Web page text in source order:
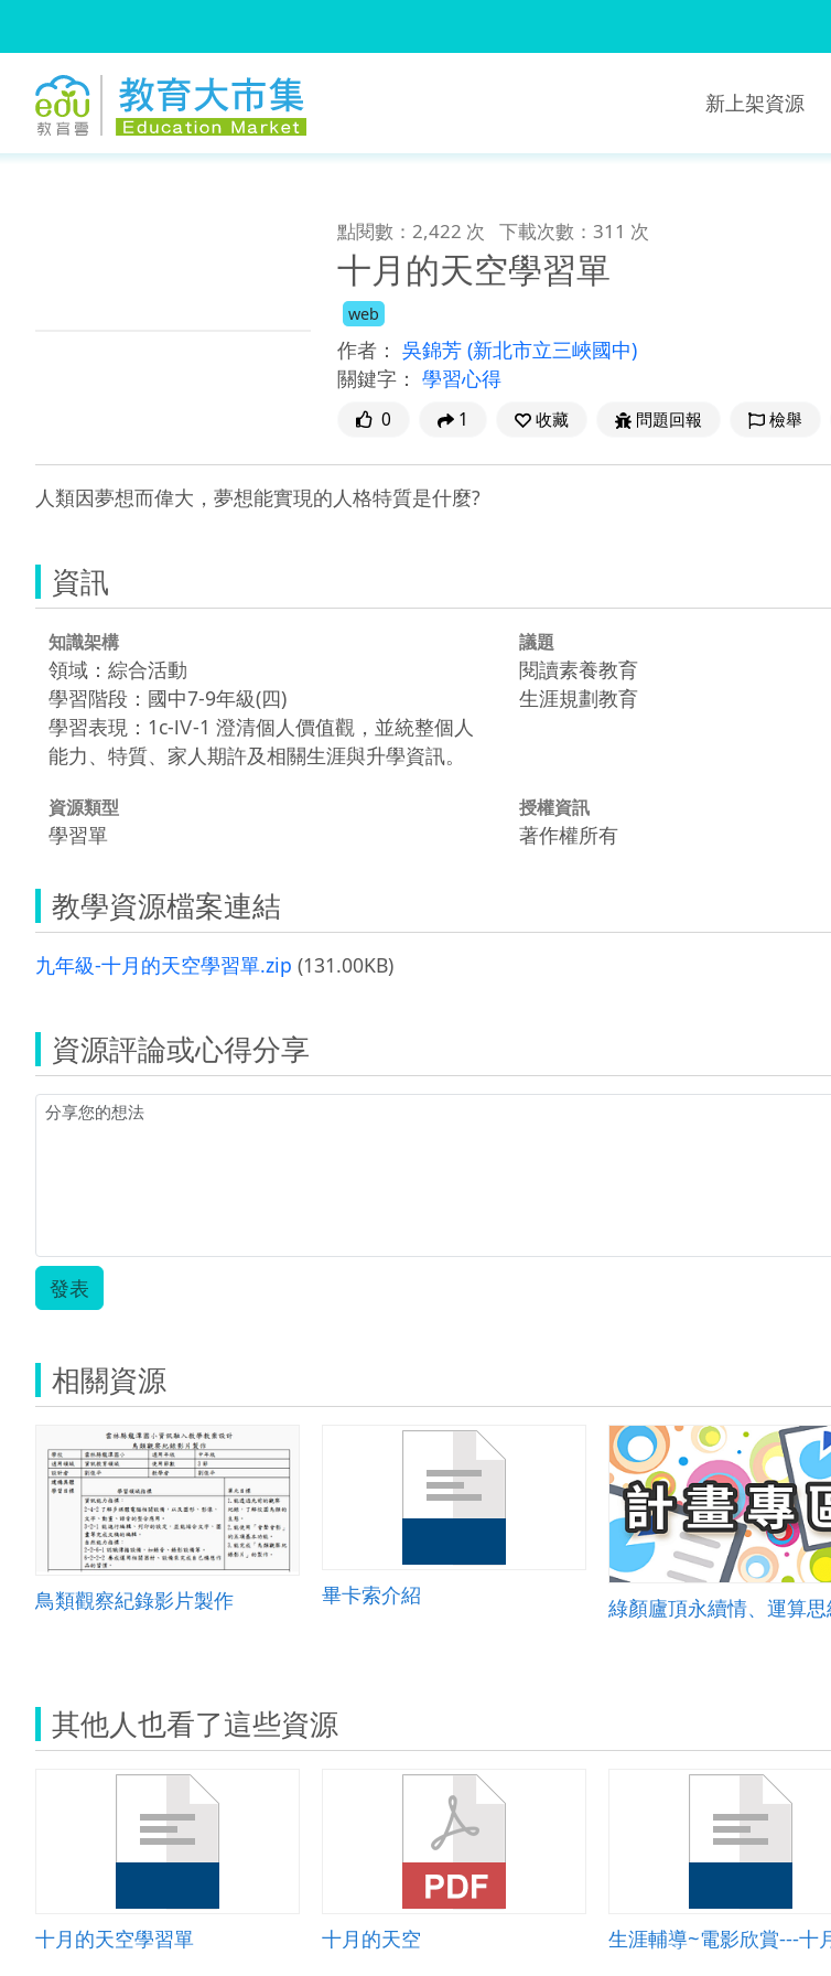
新上架資源
點閱數：2,422 次 下載次數：311 次
十月的天空學習單
web
作者： 吳錦芳 (新北市立三峽國中)
關鍵字： 學習心得
0 1 收藏 問題回報 檢舉
人類因夢想而偉大，夢想能實現的人格特質是什麼?
資訊
知識架構
領域：綜合活動
學習階段：國中7-9年級(四)
學習表現：1c-Ⅳ-1 澄清個人價值觀，並統整個人
能力、特質、家人期許及相關生涯與升學資訊。
議題
閱讀素養教育
生涯規劃教育
資源類型
學習單
授權資訊
著作權所有
教學資源檔案連結
九年級-十月的天空學習單.zip (131.00KB)
資源評論或心得分享
發表
相關資源
鳥類觀察紀錄影片製作 畢卡索介紹
其他人也看了這些資源
十月的天空學習單 十月的天空